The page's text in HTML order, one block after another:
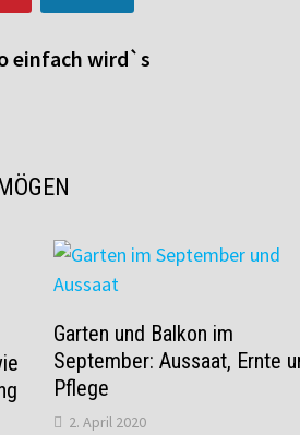
einfach wird`s
Garten und Balkon im
September: Aussaat, Ernte
Pflege
2. April 2020